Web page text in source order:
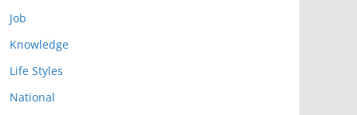
Job
Knowledge
Life Styles
National